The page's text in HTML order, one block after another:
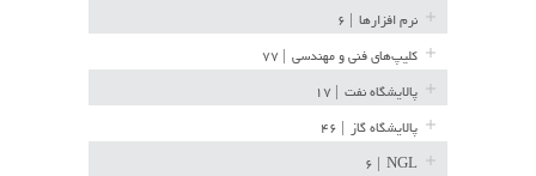
نرم افزارها
کلیپ‌های فنی و مهندسی
پالایشگاه نفت
پالایشگاه گاز
NGL